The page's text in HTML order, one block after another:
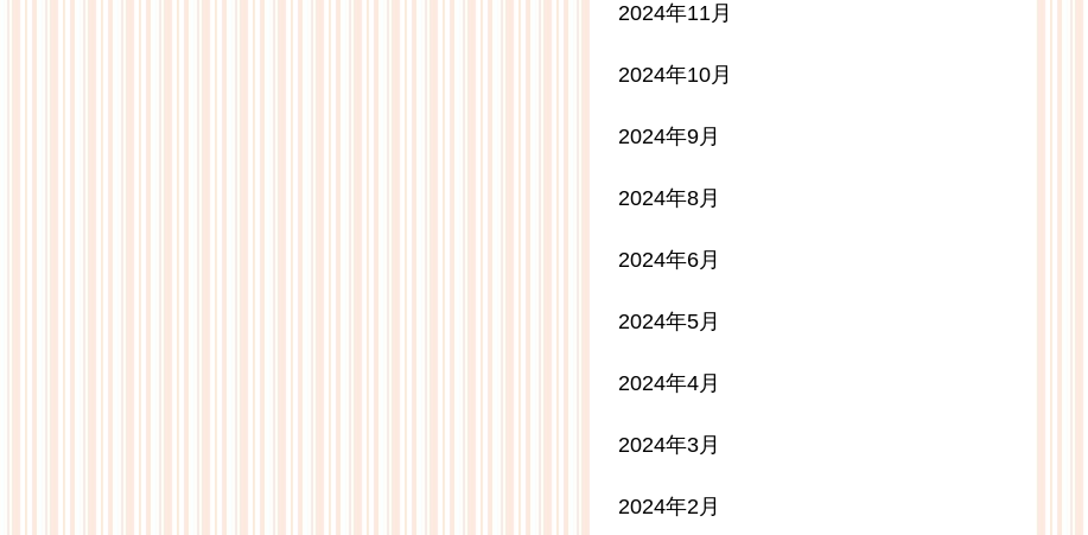
2024年11月
2024年10月
2024年9月
2024年8月
2024年6月
2024年5月
2024年4月
2024年3月
2024年2月